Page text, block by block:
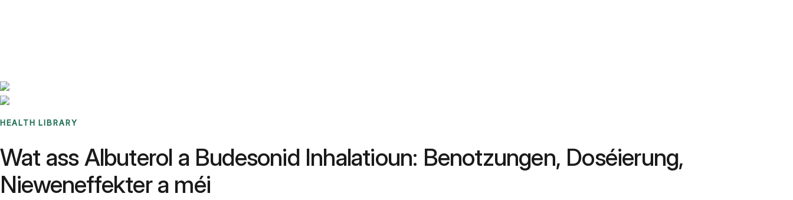
HEALTH LIBRARY
Wat ass Albuterol a Budesonid Inhalatioun: Benotzungen, Doséierung,
Nieweneffekter a méi